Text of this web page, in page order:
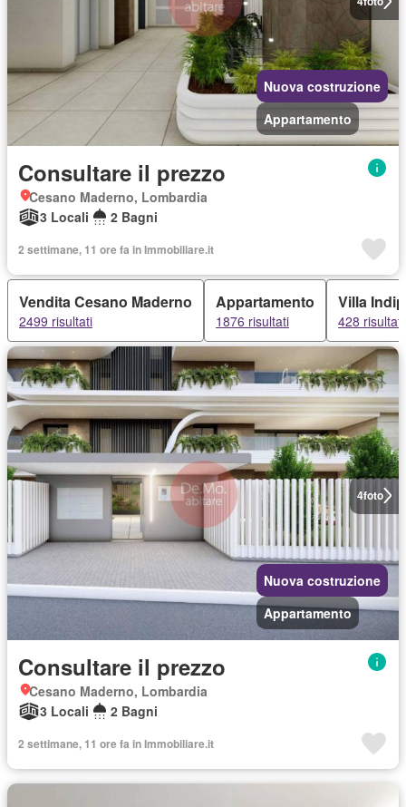
Nuova costruzione
Appartamento
Consultare il prezzo
Cesano Maderno, Lombardia
3 Locali
2 Bagni
2 settimane, 11 ore fa in Immobiliare.it
Vendita Cesano Maderno
2499 risultati
Appartamento
1876 risultati
Villa
428 risultati
4foto
Nuova costruzione
Appartamento
Consultare il prezzo
Cesano Maderno, Lombardia
3 Locali
2 Bagni
2 settimane, 11 ore fa in Immobiliare.it